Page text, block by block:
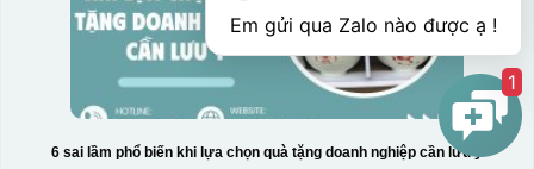
6 sai lầm phổ biến khi lựa chọn quà tặng doanh nghiệp cần lưu ý
1